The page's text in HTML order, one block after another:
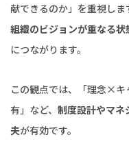
献できるのか」を重視しま
組織のビジョンが重なる状
につながります。
この観点では、「理念×
有」など、 制度設計やマネ
夫が有効です。